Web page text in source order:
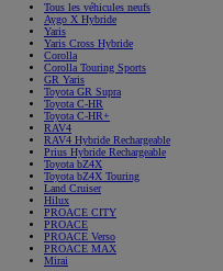
Tous les véhicules neufs
Aygo X Hybride
Yaris
Yaris Cross Hybride
Corolla
Corolla Touring Sports
GR Yaris
Toyota GR Supra
Toyota C-HR
Toyota C-HR+
RAV4
RAV4 Hybride Rechargeable
Prius Hybride Rechargeable
Toyota bZ4X
Toyota bZ4X Touring
Land Cruiser
Hilux
PROACE CITY
PROACE
PROACE Verso
PROACE MAX
Mirai